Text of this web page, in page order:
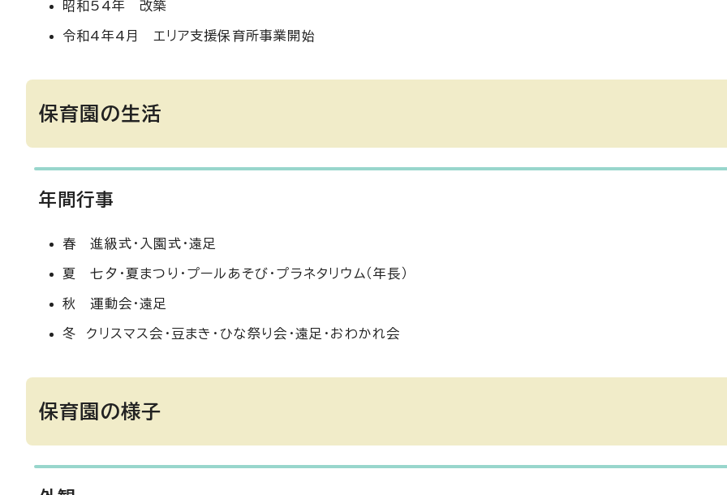
昭和54年 改築
令和4年4月 エリア支援保育所事業開始
保育園の生活
年間行事
春 進級式・入園式・遠足
夏 七夕・夏まつり・プールあそび・プラネタリウム（年長）
秋 運動会・遠足
冬 クリスマス会・豆まき・ひな祭り会・遠足・おわかれ会
保育園の様子